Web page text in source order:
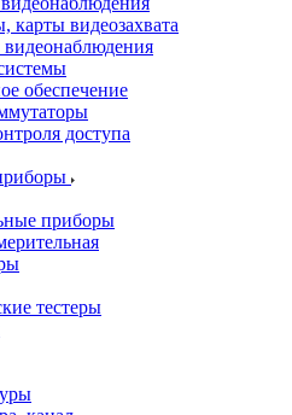
карты видеозахвата
обеспечение
доступа
приборы
тестеры